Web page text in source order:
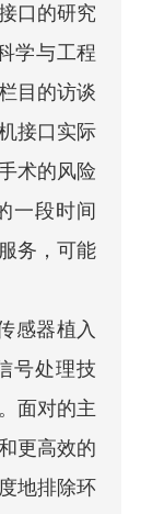
口的研究
学与工程
目的访谈
接口实际
术的风险
一段时间
务，可能
感器植入
号处理技
面对的主
更高效的
地排除环